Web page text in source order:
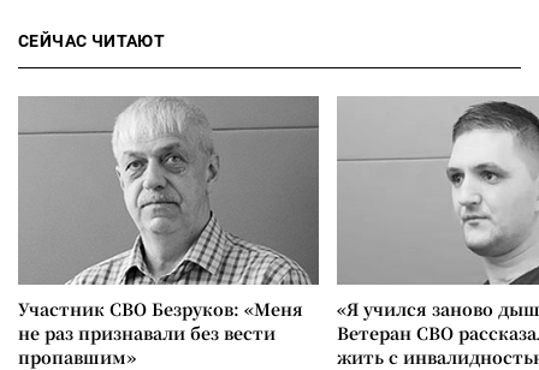
СЕЙЧАС ЧИТАЮТ
Участник СВО Безруков: «Меня
не раз признавали без вести
пропавшим»
«Я учился заново
Ветеран СВО
жить с